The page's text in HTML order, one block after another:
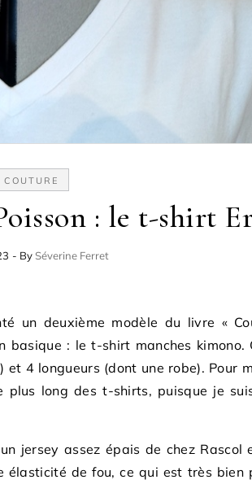
COUTURE
: le t-shirt
- By Séverine Ferret
un deuxième modèle du livre «
basique : le t-shirt manches kimono.
et 4 longueurs (dont une robe). Pour
plus long des t-shirts, puisque je
jersey assez épais de chez Rascol
élasticité de fou, ce qui est très bien